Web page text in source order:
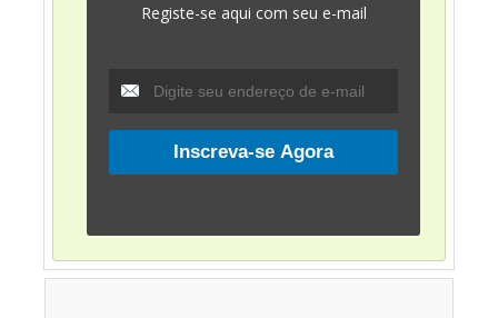
Registe-se aqui com seu e-mail